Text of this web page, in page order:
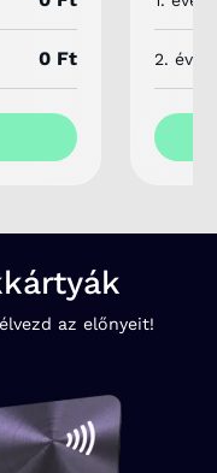
0 Ft 2.
az előnyeit!